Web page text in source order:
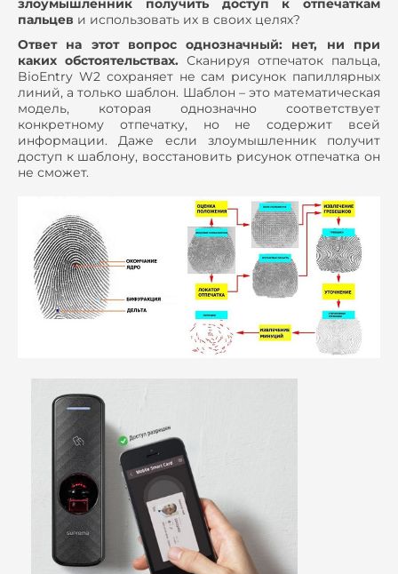
злоумышленник получить доступ к отпечаткам
пальцев и использовать их в своих целях?
Ответ на этот вопрос однозначный: нет, ни при
каких обстоятельствах. Сканируя отпечаток пальца,
BioEntry W2 сохраняет не сам рисунок папиллярных
линий, а только шаблон. Шаблон – это математическая
модель, которая однозначно соответствует
конкретному отпечатку, но не содержит всей
информации. Даже если злоумышленник получит
доступ к шаблону, восстановить рисунок отпечатка он
не сможет.